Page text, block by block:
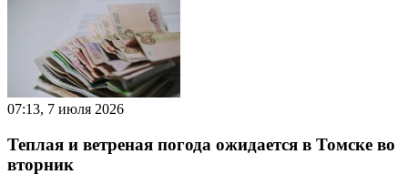
07:13, 7 июля 2026
Теплая и ветреная погода ожидается в Томске во
вторник